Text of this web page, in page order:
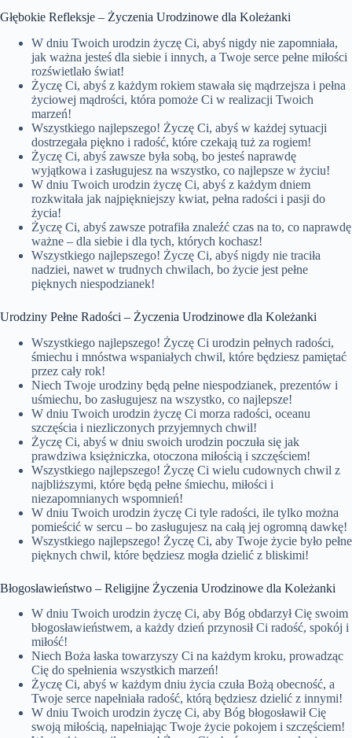
Głębokie Refleksje – Życzenia Urodzinowe dla Koleżanki
W dniu Twoich urodzin życzę Ci, abyś nigdy nie zapomniała,
jak ważna jesteś dla siebie i innych, a Twoje serce pełne miłości
rozświetlało świat!
Życzę Ci, abyś z każdym rokiem stawała się mądrzejsza i pełna
życiowej mądrości, która pomoże Ci w realizacji Twoich
marzeń!
Wszystkiego najlepszego! Życzę Ci, abyś w każdej sytuacji
dostrzegała piękno i radość, które czekają tuż za rogiem!
Życzę Ci, abyś zawsze była sobą, bo jesteś naprawdę
wyjątkowa i zasługujesz na wszystko, co najlepsze w życiu!
W dniu Twoich urodzin życzę Ci, abyś z każdym dniem
rozkwitała jak najpiękniejszy kwiat, pełna radości i pasji do
życia!
Życzę Ci, abyś zawsze potrafiła znaleźć czas na to, co naprawdę
ważne – dla siebie i dla tych, których kochasz!
Wszystkiego najlepszego! Życzę Ci, abyś nigdy nie traciła
nadziei, nawet w trudnych chwilach, bo życie jest pełne
pięknych niespodzianek!
Urodziny Pełne Radości – Życzenia Urodzinowe dla Koleżanki
Wszystkiego najlepszego! Życzę Ci urodzin pełnych radości,
śmiechu i mnóstwa wspaniałych chwil, które będziesz pamiętać
przez cały rok!
Niech Twoje urodziny będą pełne niespodzianek, prezentów i
uśmiechu, bo zasługujesz na wszystko, co najlepsze!
W dniu Twoich urodzin życzę Ci morza radości, oceanu
szczęścia i niezliczonych przyjemnych chwil!
Życzę Ci, abyś w dniu swoich urodzin poczuła się jak
prawdziwa księżniczka, otoczona miłością i szczęściem!
Wszystkiego najlepszego! Życzę Ci wielu cudownych chwil z
najbliższymi, które będą pełne śmiechu, miłości i
niezapomnianych wspomnień!
W dniu Twoich urodzin życzę Ci tyle radości, ile tylko można
pomieścić w sercu – bo zasługujesz na całą jej ogromną dawkę!
Wszystkiego najlepszego! Życzę Ci, aby Twoje życie było pełne
pięknych chwil, które będziesz mogła dzielić z bliskimi!
Błogosławieństwo – Religijne Życzenia Urodzinowe dla Koleżanki
W dniu Twoich urodzin życzę Ci, aby Bóg obdarzył Cię swoim
błogosławieństwem, a każdy dzień przynosił Ci radość, spokój i
miłość!
Niech Boża łaska towarzyszy Ci na każdym kroku, prowadząc
Cię do spełnienia wszystkich marzeń!
Życzę Ci, abyś w każdym dniu życia czuła Bożą obecność, a
Twoje serce napełniała radość, którą będziesz dzielić z innymi!
W dniu Twoich urodzin życzę Ci, aby Bóg błogosławił Cię
swoją miłością, napełniając Twoje życie pokojem i szczęściem!